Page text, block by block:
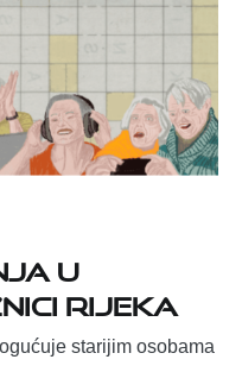
u
Rijeka
starijim osobama